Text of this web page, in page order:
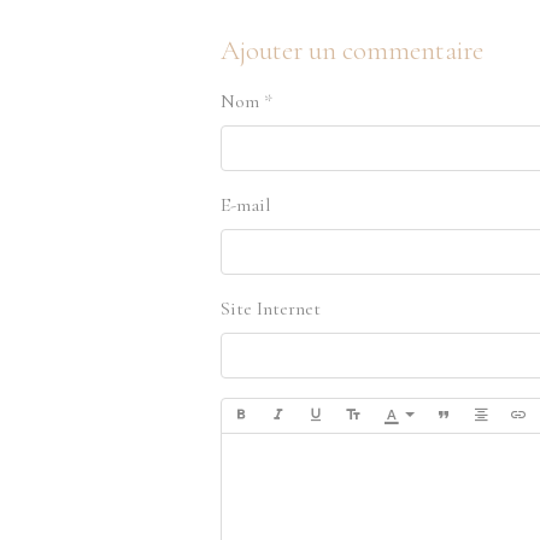
Ajouter un commentaire
Nom
E-mail
Site Internet